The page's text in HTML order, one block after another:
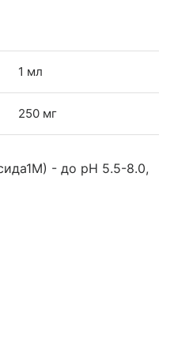
1 мл
250 мг
- до pH 5.5-8.0,